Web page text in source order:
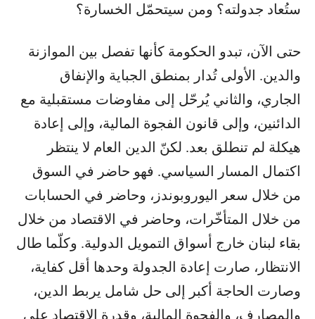
ستُعاد جدولته؟ ومن سيتحمّل الخسارة؟
حتى الآن، تبدو الحكومة كأنها تفصل بين الموازنة
والدين. الأولى تُدار بمنطق الجباية والإنفاق
الجاري، والثاني يُرحّل إلى مفاوضات مستقبلية مع
الدائنين، وإلى قانون الفجوة المالية، وإلى إعادة
هيكلة لم تنطلق بعد. لكنّ الدين العام لا ينتظر
اكتمال المسار السياسي. فهو حاضر في السوق
من خلال سعر اليوروبوندز، وحاضر في الحسابات
من خلال المتأخّرات، وحاضر في الاقتصاد من خلال
بقاء لبنان خارج أسواق التمويل الدولية. وكلّما طال
الانتظار، صارت إعادة الجدولة وحدها أقل كفاية،
وصارت الحاجة أكبر إلى حل شامل يربط الدين،
والمصارف، والفجوة المالية، وقدرة الاقتصاد على